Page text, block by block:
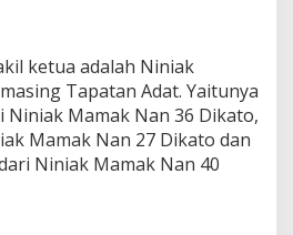
ketua adalah Niniak
Tapatan Adat. Yaitunya
Niniak Mamak Nan 36 Dikato,
Mamak Nan 27 Dikato dan
Niniak Mamak Nan 40